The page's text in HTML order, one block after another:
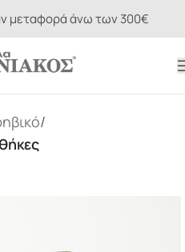
μεταφορά άνω των 300€